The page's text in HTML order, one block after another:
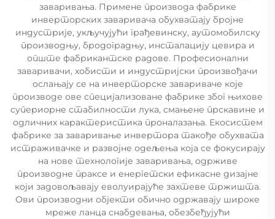
заваривања. Примене производа фабрике
инверторских заваривача обухватају бројне
индустрије, укључујући грађевинску, аутомобилску
производњу, бродоградњу, инсталацију цевира и
опште фабрикантске радове. Професионални
заваривачи, хобисти и индустријски произвођачи
ослањају се на инверторске завариваче које
производе ове специјализоване фабрике због њихове
супериорне стабилности лука, смањене прскавине и
одличних карактеристика проналазања. Екосистем
фабрике за заваривање инвертора такође обухвата
истраживачке и развојне одељења која се фокусирају
на нове технологије заваривања, одрживе
производне праксе и енергетски ефикасне дизајне
који задовољавају еволуирајуће захтеве тржишта.
Ови производни објекти обично одржавају широке
мреже ланца снабдевања, обезбеђујући